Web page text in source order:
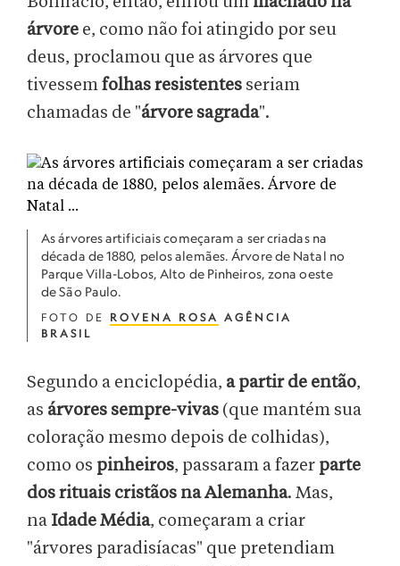
árvore e, como não foi atingido por seu
deus, proclamou que as árvores que
tivessemfolhas resistentes seriam
chamadas de "árvore sagrada".
As árvores artificiais começaram a ser criadas na
década de 1880, pelos alemães. Árvore de Natal no
Parque Villa-Lobos, Alto de Pinheiros, zona oeste
de São Paulo.
FOTO DE ROVENA ROSA AGÊNCIA
BRASIL
Segundo a enciclopédia, a partir de então,
as árvores sempre-vivas (que mantém sua
coloração mesmo depois de colhidas),
como os pinheiros, passaram a fazer parte
dos rituais cristãos na Alemanha. Mas,
na Idade Média, começaram a criar
"árvores paradisíacas" que pretendiam